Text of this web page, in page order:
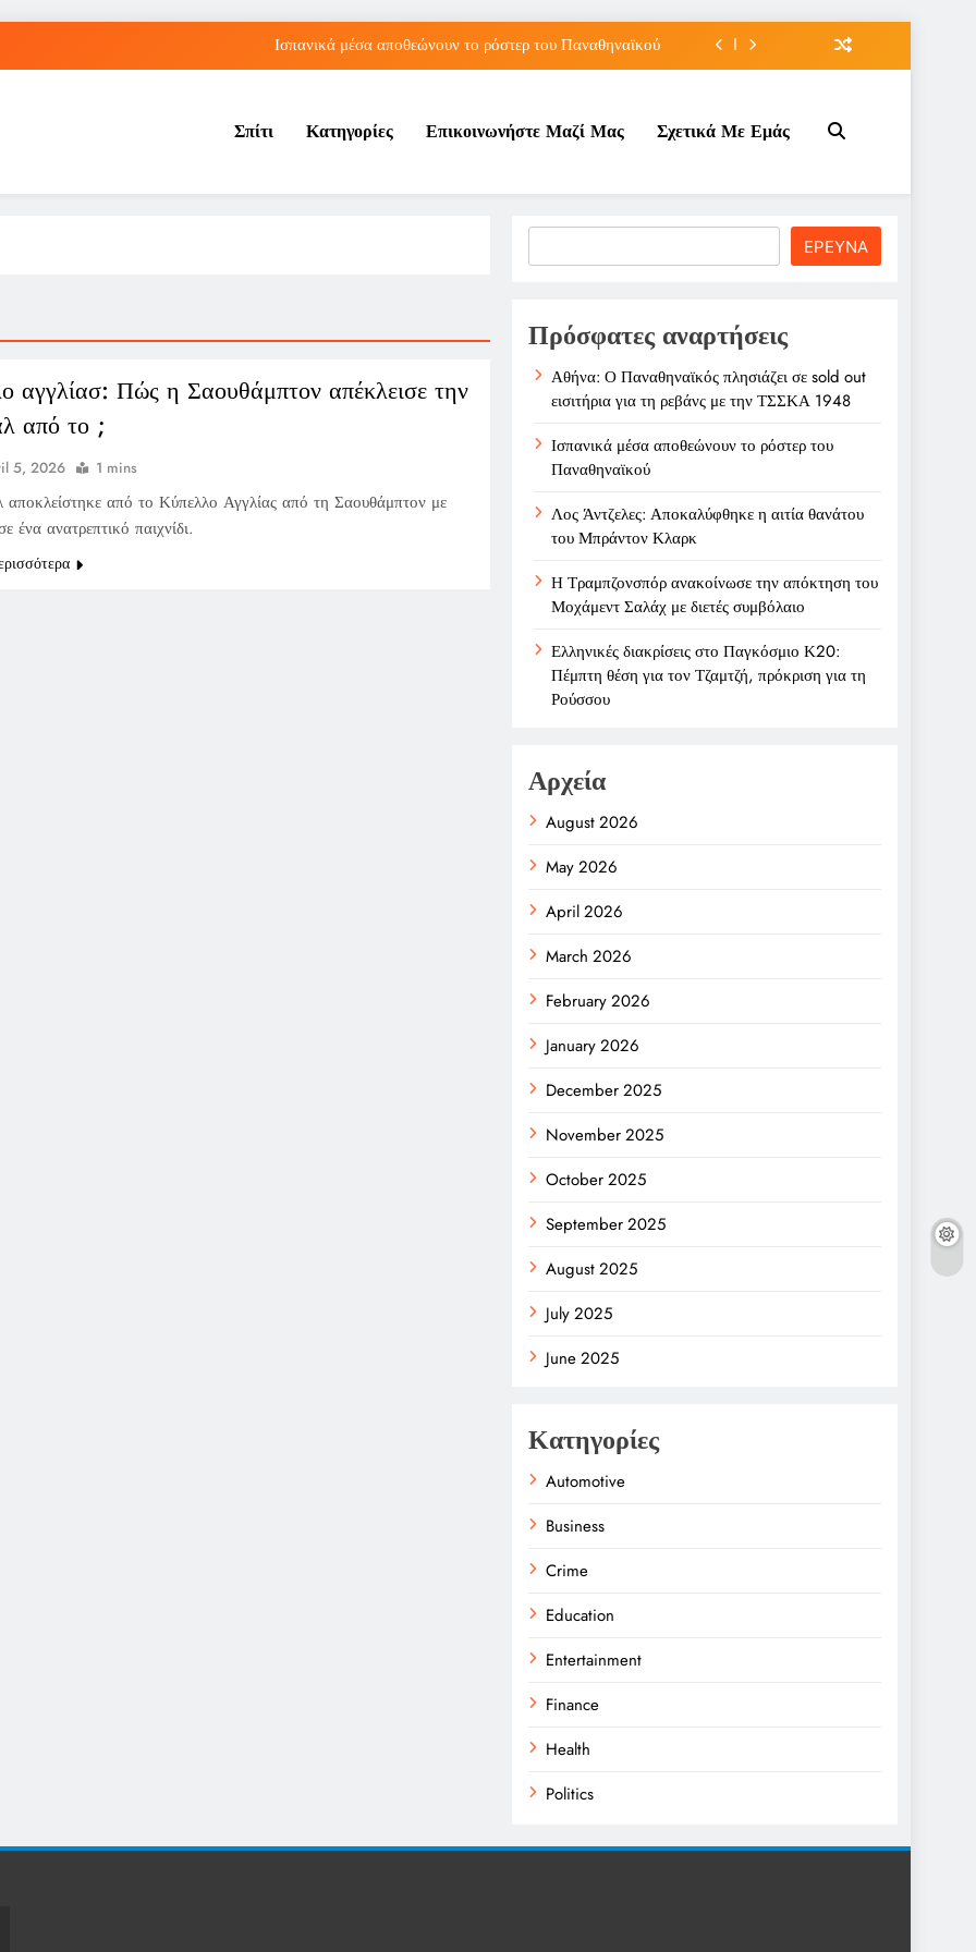
Ισπανικά μέσα αποθεώνουν το ρόστερ του Παναθηναϊκού
Η Τραμπζονσπόρ ανακοίνωσε την απόκτηση του Μοχάμεντ Σαλάχ με διετές συμβόλαιο
Ισπανικά μέσα αποθεώνουν το ρόστερ του Παναθηναϊκού
Λος Άντζελες: Αποκαλύφθηκε η αιτία θανάτου του Μπράντον Κλαρκ
Σπίτι Κατηγορίες Επικοινωνήστε Μαζί Μας Σχετικά Με Εμάς
αγγλίασ: Πώς η Σαουθάμπτον απέκλεισε την
από το ;
5, 2026 1 mins
από το Κύπελλο Αγγλίας από τη Σαουθάμπτον με
ένα ανατρεπτικό παιχνίδι.
ΕΡΕΥΝΑ
Πρόσφατες αναρτήσεις
Αθήνα: Ο Παναθηναϊκός πλησιάζει σε sold out
εισιτήρια για τη ρεβάνς με την ΤΣΣΚΑ 1948
Ισπανικά μέσα αποθεώνουν το ρόστερ του
Παναθηναϊκού
Λος Άντζελες: Αποκαλύφθηκε η αιτία θανάτου
του Μπράντον Κλαρκ
Η Τραμπζονσπόρ ανακοίνωσε την απόκτηση του
Μοχάμεντ Σαλάχ με διετές συμβόλαιο
Ελληνικές διακρίσεις στο Παγκόσμιο Κ20:
Πέμπτη θέση για τον Τζαμτζή, πρόκριση για τη
Ρούσσου
Αρχεία
August 2026
May 2026
April 2026
March 2026
February 2026
January 2026
December 2025
November 2025
October 2025
September 2025
August 2025
July 2025
June 2025
Κατηγορίες
Automotive
Business
Crime
Education
Entertainment
Finance
Health
Politics